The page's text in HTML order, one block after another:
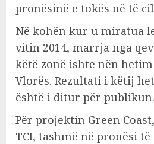
pronësinë e tokës në të
Në kohën kur u miratua
vitin 2014, marrja nga
këtë zonë ishte nën
Vlorës. Rezultati i këtij
është i ditur për publikun.
Për projektin Green
TCI, tashmë në pronësi